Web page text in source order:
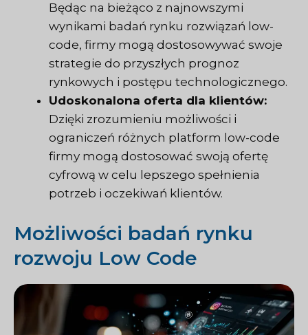
Będąc na bieżąco z najnowszymi
wynikami badań rynku rozwiązań low-
code, firmy mogą dostosowywać swoje
strategie do przyszłych prognoz
rynkowych i postępu technologicznego.
Udoskonalona oferta dla klientów:
Dzięki zrozumieniu możliwości i
ograniczeń różnych platform low-code
firmy mogą dostosować swoją ofertę
cyfrową w celu lepszego spełnienia
potrzeb i oczekiwań klientów.
Możliwości badań rynku
rozwoju Low Code